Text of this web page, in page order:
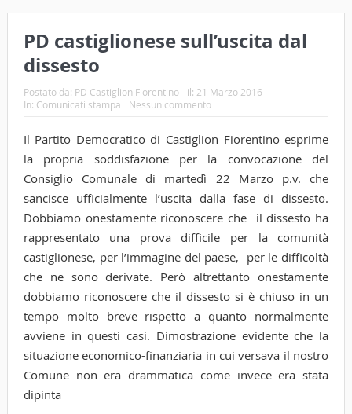
PD castiglionese sull’uscita dal
dissesto
Postato da: PD Castiglion Fiorentino il: 21 Marzo 2016
In: Comunicati stampa Nessun commento
Il Partito Democratico di Castiglion Fiorentino esprime
la propria soddisfazione per la convocazione del
Consiglio Comunale di martedì 22 Marzo p.v. che
sancisce ufficialmente l’uscita dalla fase di dissesto.
Dobbiamo onestamente riconoscere che il dissesto ha
rappresentato una prova difficile per la comunità
castiglionese, per l’immagine del paese, per le difficoltà
che ne sono derivate. Però altrettanto onestamente
dobbiamo riconoscere che il dissesto si è chiuso in un
tempo molto breve rispetto a quanto normalmente
avviene in questi casi. Dimostrazione evidente che la
situazione economico-finanziaria in cui versava il nostro
Comune non era drammatica come invece era stata
dipinta